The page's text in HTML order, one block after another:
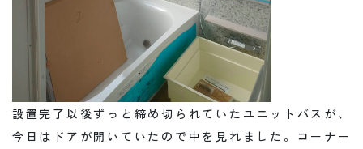
設置完了以後ずっと締め切られていたユニットバスが、
今日はドアが開いていたので中を見れました。コーナー